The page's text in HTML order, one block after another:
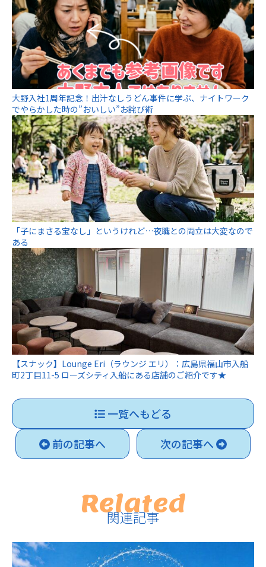
大野入社1周年記念！出汁なしうどん事件に学ぶ、ナイトワーク
でやらかした時の”おいしい”お詫び術
「子にまさる宝なし」というけれど…夜職との両立は大変なので
ある
【スナック】Lounge Eri（ラウンジ エリ）：広島県福山市入船
町2丁目11-5 ローズシティ入船にある店舗のご紹介です★
一覧へもどる
前の記事へ
次の記事へ
Related
関連記事